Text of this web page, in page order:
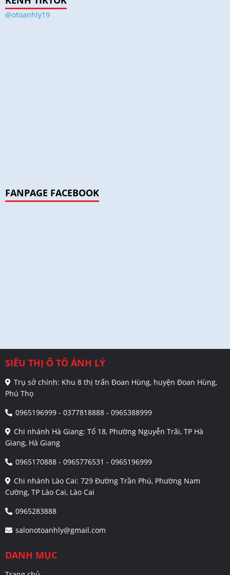
@otoanhly19
FANPAGE FACEBOOK
SIÊU THỊ Ô TÔ ÁNH LÝ
Trụ sở chính: Khu 8 thị trấn Đoan Hùng, huyện Đoan Hùng,
Phú Thọ
0965196999 - 0377818888 - 0965388999
Chi nhánh Hà Giang: Tổ 18, Phường Nguyễn Trãi, TP Hà
Giang, Hà Giang
0965170888 - 0965776531 - 0965196999
Chi nhánh Lào Cai: 729 Đường Trần Phú, Phường Nam
Cường, TP Lào Cai, Lào Cai
0965283888
salonotoanhly@gmail.com
DANH MỤC